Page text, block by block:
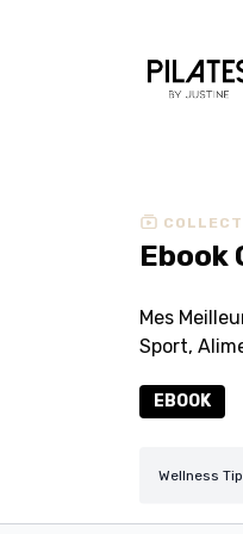
Ebook
Mes
Sport,
EBOOK
Wellness